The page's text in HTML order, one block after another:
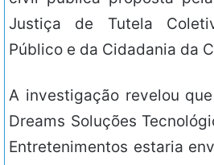
Justiça de Tutela
Público e da Cidadania da
A investigação revelou
Dreams Soluções
Entretenimentos estaria